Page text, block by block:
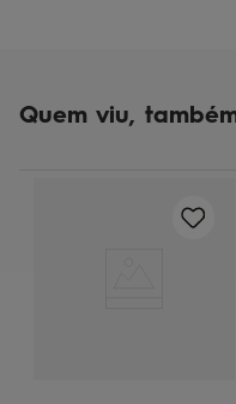
Quem viu,